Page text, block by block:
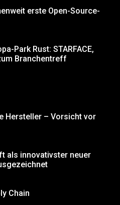
erste Open-Source-
Park Rust: STARFACE,
Branchentreff
Hersteller – Vorsicht vor
als innovativster neuer
Chain